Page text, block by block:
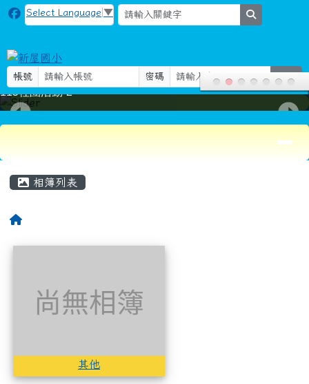
跳至主內容區
新屋國小
Select Language ▼
帳號 密碼 登入
115社團活動-2
相簿列表
回首頁
相簿列表
其他